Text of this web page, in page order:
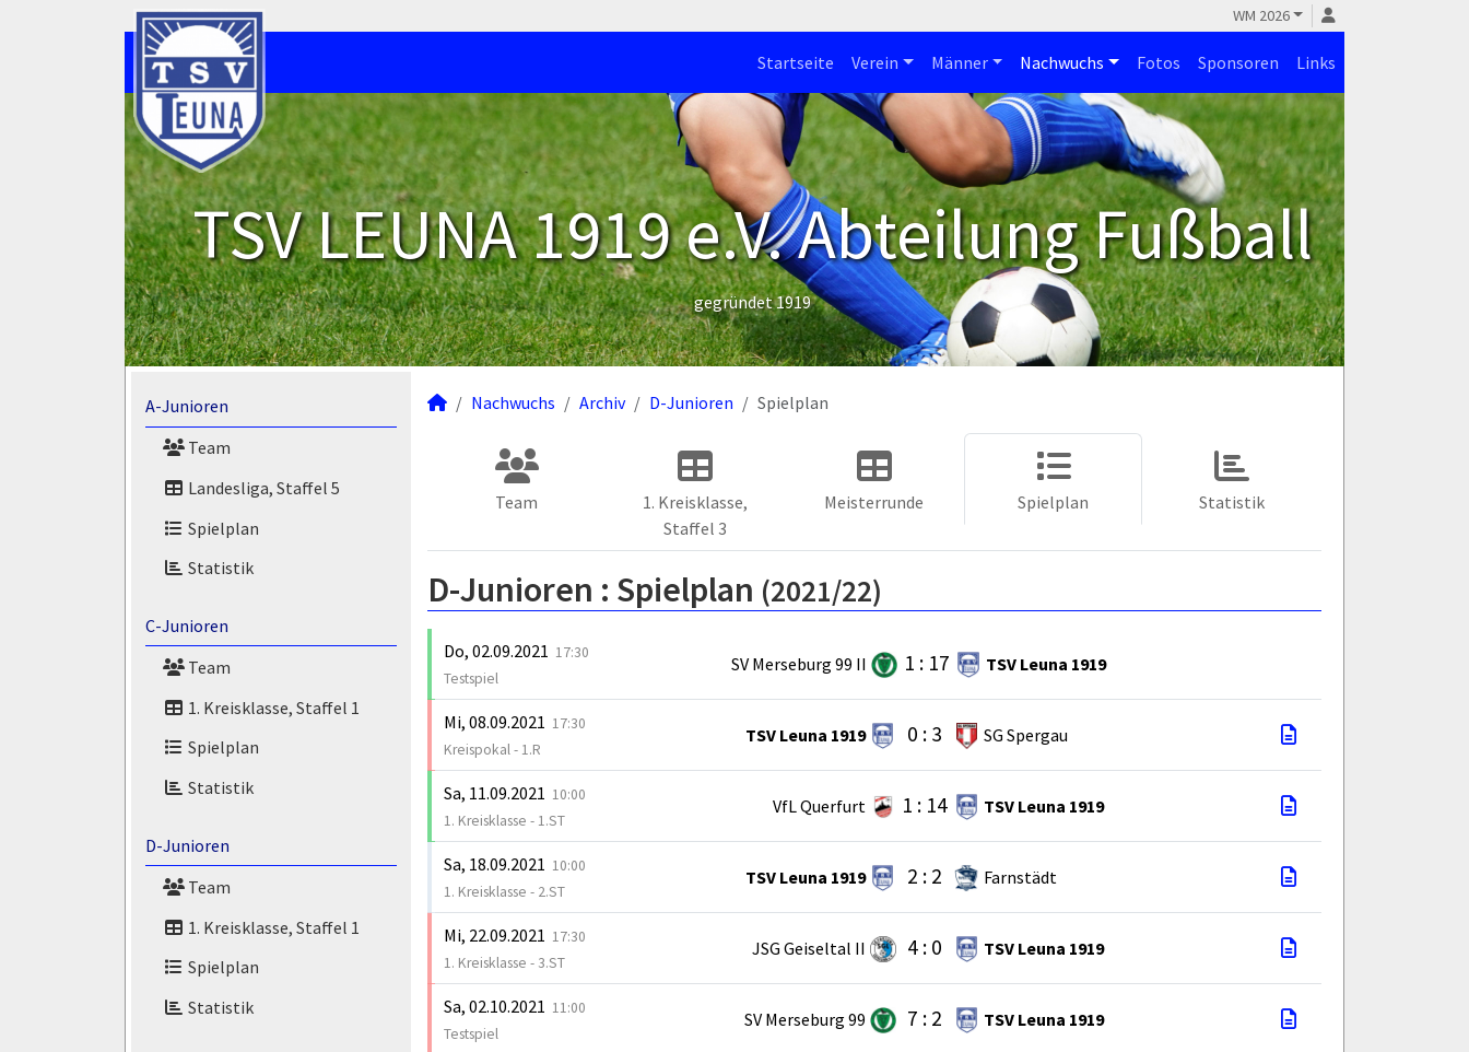
WM 2026
Startseite Verein Männer Nachwuchs Fotos Sponsoren Links
TSV LEUNA 1919 e.V. Abteilung Fußball
gegründet 1919
A-Junioren
Team
Landesliga, Staffel 5
Spielplan
Statistik
C-Junioren
Team
1. Kreisklasse, Staffel 1
Spielplan
Statistik
D-Junioren
Team
1. Kreisklasse, Staffel 1
Spielplan
Statistik
Nachwuchs Archiv D-Junioren Spielplan
Team
1. Kreisklasse,
Staffel 3
Meisterrunde Spielplan Statistik
D-Junioren : Spielplan (2021/22)
Do, 02.09.2021 17:30
Testspiel
SV Merseburg 99 II 1 : 17 TSV Leuna 1919
Mi, 08.09.2021 17:30
Kreispokal - 1.R
TSV Leuna 1919 0 : 3 SG Spergau
Sa, 11.09.2021 10:00
1. Kreisklasse - 1.ST
VfL Querfurt 1 : 14 TSV Leuna 1919
Sa, 18.09.2021 10:00
1. Kreisklasse - 2.ST
TSV Leuna 1919 2 : 2 Farnstädt
Mi, 22.09.2021 17:30
1. Kreisklasse - 3.ST
JSG Geiseltal II 4 : 0 TSV Leuna 1919
Sa, 02.10.2021 11:00
Testspiel
SV Merseburg 99 7 : 2 TSV Leuna 1919